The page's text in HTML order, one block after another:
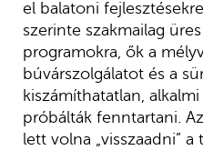
el balatoni
szerinte szakmailag
programokra, ők a
búvárszolgálatot és a
kiszámíthatatlan,
próbálták fenntartani.
lett volna „visszaadni”